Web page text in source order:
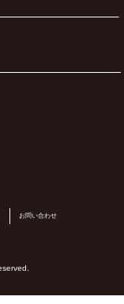
お問い合わせ